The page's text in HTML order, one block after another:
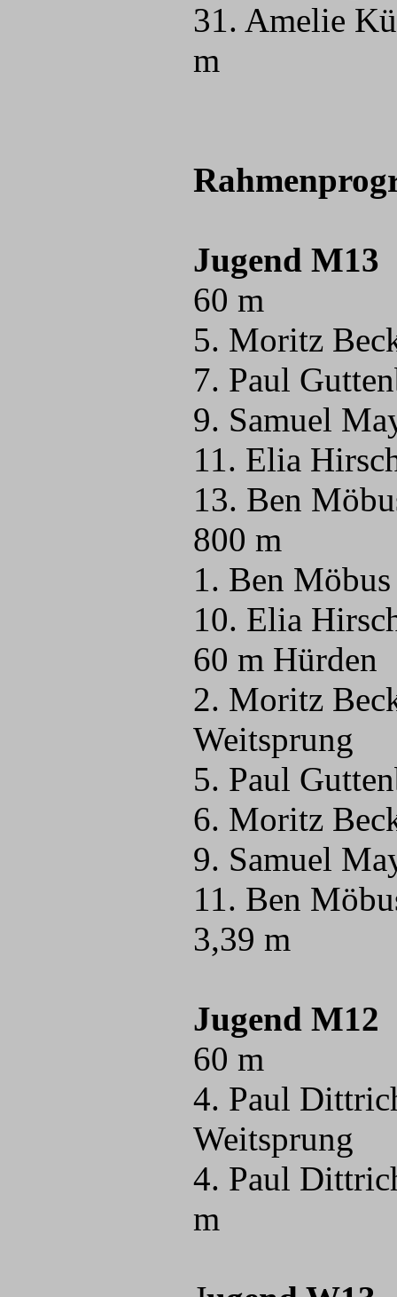
31. Amelie
m
Jugend M13
60 m
5. Moritz
7. Paul
9. Samuel
11. Elia
13. Ben
800 m
1. Ben
10. Elia
60 m Hürden
2. Moritz
Weitsprung
5. Paul
6. Moritz
9. Samuel
11. Ben
3,39 m
Jugend M12
60 m
4. Paul
Weitsprung
4. Paul
m